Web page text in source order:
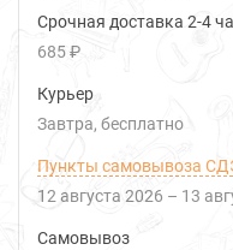
Срочная доставка 2-4
685 ₽
Курьер
Завтра
Бесплатно
Пункты самовывоза
12 августа 2026 – 13
Самовывоз